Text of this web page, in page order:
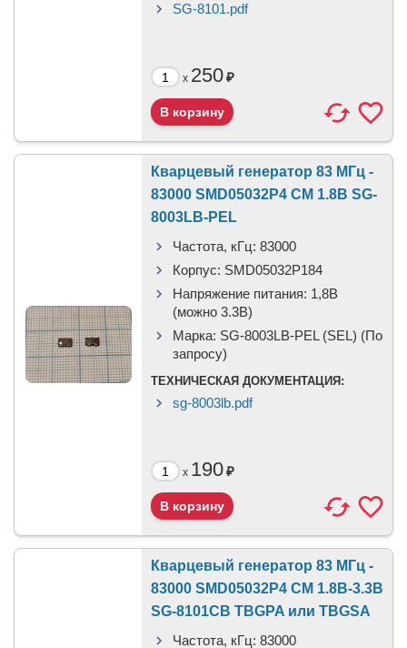
SG-8101.pdf
x 250₽
Кварцевый генератор 83 МГц -
83000 SMD05032P4 CM 1.8В SG-
8003LB-PEL
Частота, кГц: 83000
Корпус: SMD05032P184
Напряжение питания: 1,8В
(можно 3.3В)
Марка: SG-8003LB-PEL (SEL) (По
запросу)
ТЕХНИЧЕСКАЯ ДОКУМЕНТАЦИЯ:
sg-8003lb.pdf
x 190₽
Кварцевый генератор 83 МГц -
83000 SMD05032P4 CM 1.8В-3.3В
SG-8101CB TBGPA или TBGSA
Частота, кГц: 83000